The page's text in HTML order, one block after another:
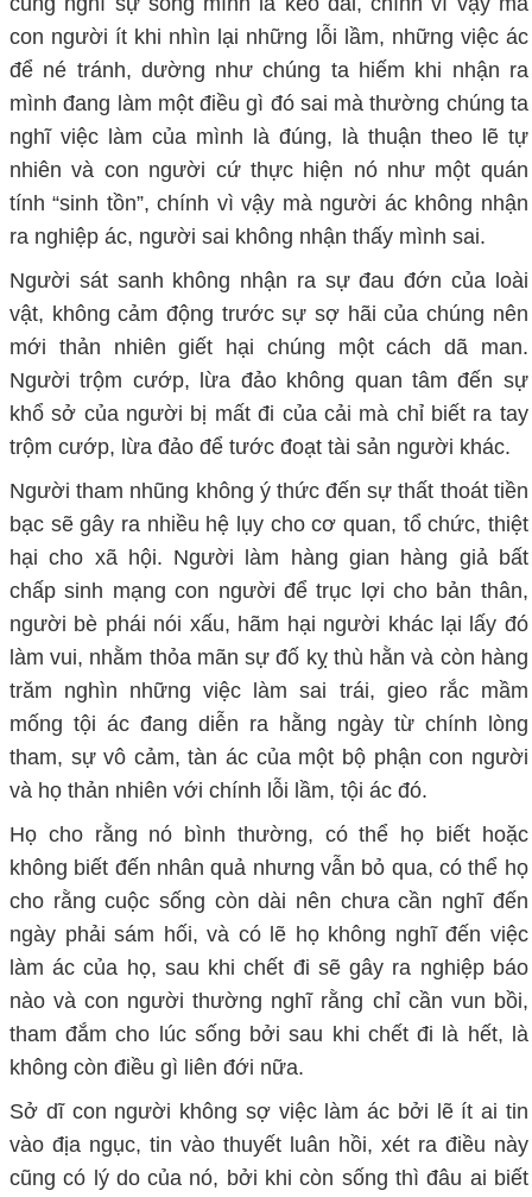
con người ít khi nhìn lại những lỗi lầm, những việc ác
để né tránh, dường như chúng ta hiếm khi nhận ra
mình đang làm một điều gì đó sai mà thường chúng ta
nghĩ việc làm của mình là đúng, là thuận theo lẽ tự
nhiên và con người cứ thực hiện nó như một quán
tính “sinh tồn”, chính vì vậy mà người ác không nhận
ra nghiệp ác, người sai không nhận thấy mình sai.
Người sát sanh không nhận ra sự đau đớn của loài
vật, không cảm động trước sự sợ hãi của chúng nên
mới thản nhiên giết hại chúng một cách dã man.
Người trộm cướp, lừa đảo không quan tâm đến sự
khổ sở của người bị mất đi của cải mà chỉ biết ra tay
trộm cướp, lừa đảo để tước đoạt tài sản người khác.
Người tham nhũng không ý thức đến sự thất thoát tiền
bạc sẽ gây ra nhiều hệ lụy cho cơ quan, tổ chức, thiệt
hại cho xã hội. Người làm hàng gian hàng giả bất
chấp sinh mạng con người để trục lợi cho bản thân,
người bè phái nói xấu, hãm hại người khác lại lấy đó
làm vui, nhằm thỏa mãn sự đố kỵ thù hằn và còn hàng
trăm nghìn những việc làm sai trái, gieo rắc mầm
mống tội ác đang diễn ra hằng ngày từ chính lòng
tham, sự vô cảm, tàn ác của một bộ phận con người
và họ thản nhiên với chính lỗi lầm, tội ác đó.
Họ cho rằng nó bình thường, có thể họ biết hoặc
không biết đến nhân quả nhưng vẫn bỏ qua, có thể họ
cho rằng cuộc sống còn dài nên chưa cần nghĩ đến
ngày phải sám hối, và có lẽ họ không nghĩ đến việc
làm ác của họ, sau khi chết đi sẽ gây ra nghiệp báo
nào và con người thường nghĩ rằng chỉ cần vun bồi,
tham đắm cho lúc sống bởi sau khi chết đi là hết, là
không còn điều gì liên đới nữa.
Sở dĩ con người không sợ việc làm ác bởi lẽ ít ai tin
vào địa ngục, tin vào thuyết luân hồi, xét ra điều này
cũng có lý do của nó, bởi khi còn sống thì đâu ai biết